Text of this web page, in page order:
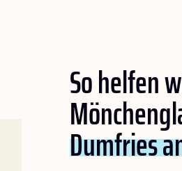
So helfen
Dumfries